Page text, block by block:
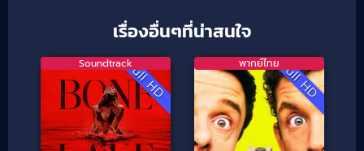
เรื่องอื่นๆที่น่าสนใจ
Full HD
Soundtrack Full HD
พากย์ไทย